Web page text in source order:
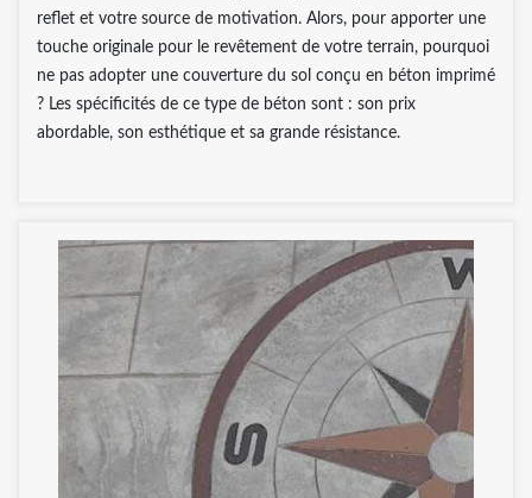
reflet et votre source de motivation. Alors, pour apporter une
touche originale pour le revêtement de votre terrain, pourquoi
ne pas adopter une couverture du sol conçu en béton imprimé
? Les spécificités de ce type de béton sont : son prix
abordable, son esthétique et sa grande résistance.